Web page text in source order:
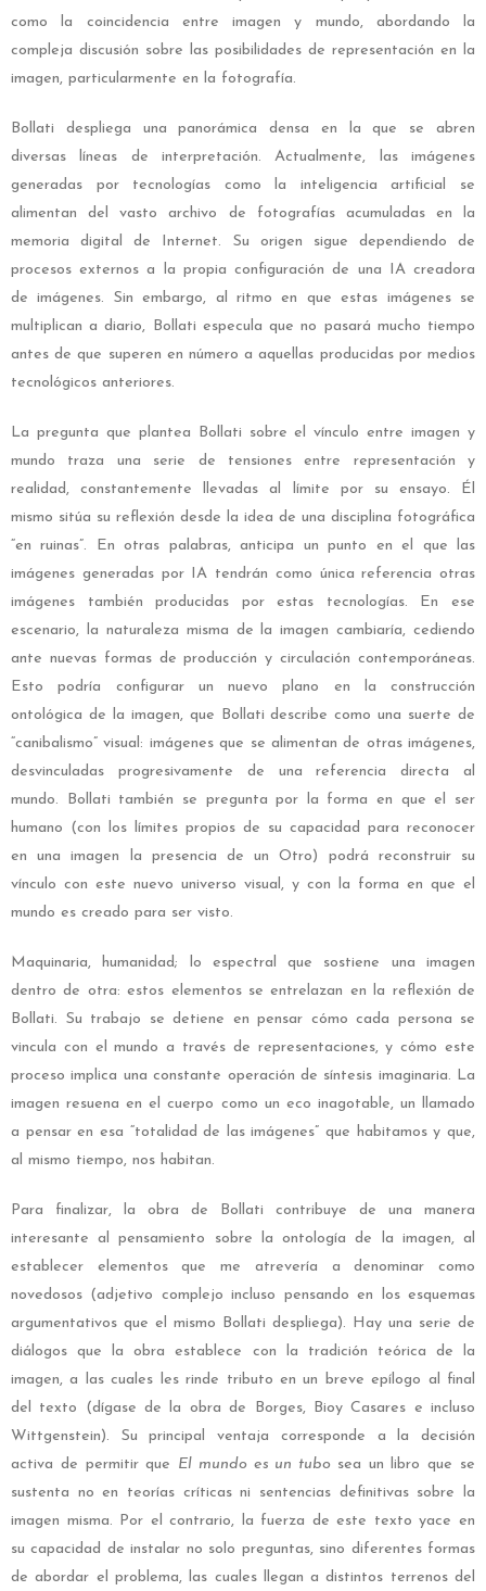
como la coincidencia entre imagen y mundo, abordando la
compleja discusión sobre las posibilidades de representación en la
imagen, particularmente en la fotografía.
Bollati despliega una panorámica densa en la que se abren
diversas líneas de interpretación. Actualmente, las imágenes
generadas por tecnologías como la inteligencia artificial se
alimentan del vasto archivo de fotografías acumuladas en la
memoria digital de Internet. Su origen sigue dependiendo de
procesos externos a la propia configuración de una IA creadora
de imágenes. Sin embargo, al ritmo en que estas imágenes se
multiplican a diario, Bollati especula que no pasará mucho tiempo
antes de que superen en número a aquellas producidas por medios
tecnológicos anteriores.
La pregunta que plantea Bollati sobre el vínculo entre imagen y
mundo traza una serie de tensiones entre representación y
realidad, constantemente llevadas al límite por su ensayo. Él
mismo sitúa su reflexión desde la idea de una disciplina fotográfica
“en ruinas”. En otras palabras, anticipa un punto en el que las
imágenes generadas por IA tendrán como única referencia otras
imágenes también producidas por estas tecnologías. En ese
escenario, la naturaleza misma de la imagen cambiaría, cediendo
ante nuevas formas de producción y circulación contemporáneas.
Esto podría configurar un nuevo plano en la construcción
ontológica de la imagen, que Bollati describe como una suerte de
“canibalismo” visual: imágenes que se alimentan de otras imágenes,
desvinculadas progresivamente de una referencia directa al
mundo. Bollati también se pregunta por la forma en que el ser
humano (con los límites propios de su capacidad para reconocer
en una imagen la presencia de un Otro) podrá reconstruir su
vínculo con este nuevo universo visual, y con la forma en que el
mundo es creado para ser visto.
Maquinaria, humanidad; lo espectral que sostiene una imagen
dentro de otra: estos elementos se entrelazan en la reflexión de
Bollati. Su trabajo se detiene en pensar cómo cada persona se
vincula con el mundo a través de representaciones, y cómo este
proceso implica una constante operación de síntesis imaginaria. La
imagen resuena en el cuerpo como un eco inagotable, un llamado
a pensar en esa “totalidad de las imágenes” que habitamos y que,
al mismo tiempo, nos habitan.
Para finalizar, la obra de Bollati contribuye de una manera
interesante al pensamiento sobre la ontología de la imagen, al
establecer elementos que me atrevería a denominar como
novedosos (adjetivo complejo incluso pensando en los esquemas
argumentativos que el mismo Bollati despliega). Hay una serie de
diálogos que la obra establece con la tradición teórica de la
imagen, a las cuales les rinde tributo en un breve epílogo al final
del texto (dígase de la obra de Borges, Bioy Casares e incluso
Wittgenstein). Su principal ventaja corresponde a la decisión
activa de permitir que El mundo es un tubo sea un libro que se
sustenta no en teorías críticas ni sentencias definitivas sobre la
imagen misma. Por el contrario, la fuerza de este texto yace en
su capacidad de instalar no solo preguntas, sino diferentes formas
de abordar el problema, las cuales llegan a distintos terrenos del